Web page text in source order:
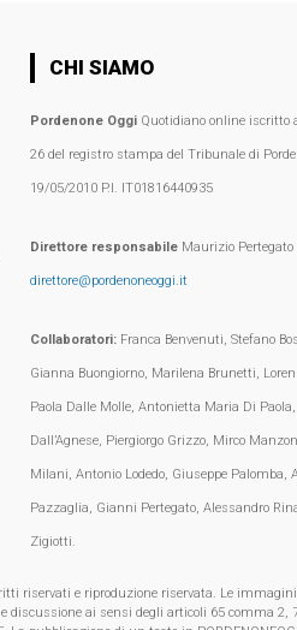
CHI SIAMO
Pordenone OggiQuotidiano online iscritto
26 del registro stampa del Tribunale di
19/05/2010 P.I. IT01816440935
Direttore responsabileMaurizio Pertegato
direttore@pordenoneoggi.it
Collaboratori:Franca Benvenuti, Stefano
Gianna Buongiorno, Marilena Brunetti,
Paola Dalle Molle, Antonietta Maria Di
Dall’Agnese, Piergiorgo Grizzo, Mirco
Milani, Antonio Lodedo, Giuseppe Palomba,
Pazzaglia, Gianni Pertegato, Alessandro
Zigiotti.
riservati e riproduzione riservata. Le immagini
discussione ai sensi degli articoli 65 comma 2,